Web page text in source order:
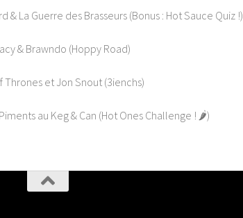
& La Guerre des Brasseurs (Bonus : Hot Sauce Quiz !)
& Brawndo (Hoppy Road)
Thrones et Jon Snout (3ienchs)
au Keg & Can (Hot Ones Challenge ! 🌶️)